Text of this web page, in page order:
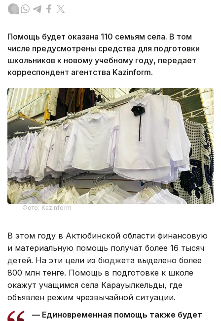
Помощь будет оказана 110 семьям села. В том
числе предусмотрены средства для подготовки
школьников к новому учебному году, передает
корреспондент агентства Kazinform.
Фото: Kazinform
В этом году в Актюбинской области финансовую
и материальную помощь получат более 16 тысяч
детей. На эти цели из бюджета выделено более
800 млн тенге. Помощь в подготовке к школе
окажут учащимся села Карауылкельды, где
объявлен режим чрезвычайной ситуации.
— Единовременная помощь также будет